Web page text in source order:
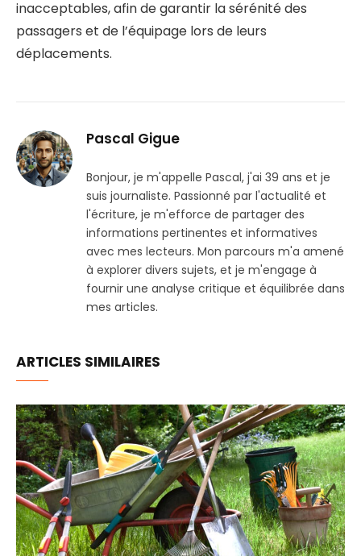
inacceptables, afin de garantir la sérénité des
passagers et de l’équipage lors de leurs
déplacements.
Pascal Gigue
Bonjour, je m'appelle Pascal, j'ai 39 ans et je
suis journaliste. Passionné par l'actualité et
l'écriture, je m'efforce de partager des
informations pertinentes et informatives
avec mes lecteurs. Mon parcours m'a amené
à explorer divers sujets, et je m'engage à
fournir une analyse critique et équilibrée dans
mes articles.
ARTICLES SIMILAIRES